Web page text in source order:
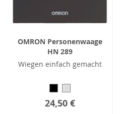
OMRON Personenwaage
HN 289
Wiegen einfach gemacht
24,50 €